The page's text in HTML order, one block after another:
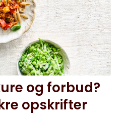
og forbud?
opskrifter